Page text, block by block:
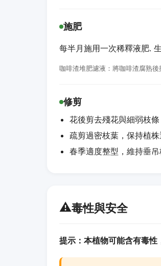
施肥
每半月施用一次稀釋液肥.
咖啡渣堆肥濾液：將咖啡渣腐熟
修剪
花後剪去殘花與細弱枝
疏剪過密枝葉，保持植
春季適度整型，維持垂
⚠️毒性與安全
提示：本植物可能含有毒性